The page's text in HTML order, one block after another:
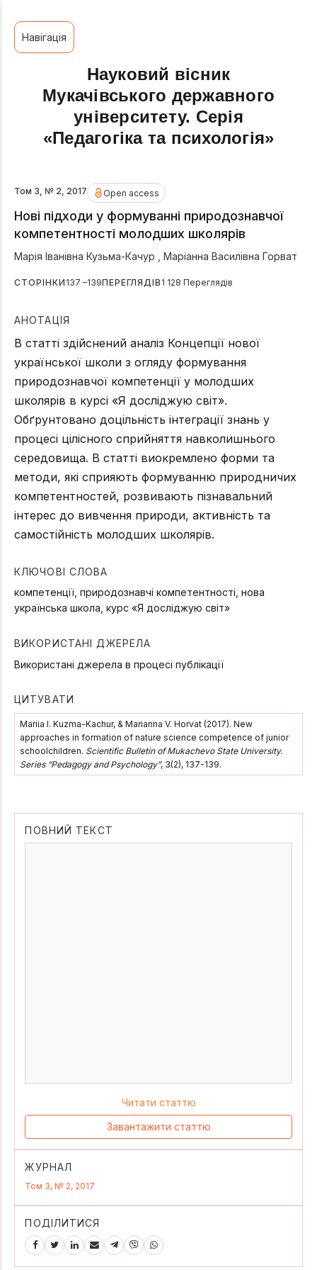
Навігація
Науковий вісник
Мукачівського державного
університету. Серія
«Педагогіка та психологія»
Том 3, № 2, 2017 Open access
Нові підходи у формуванні природознавчої
компетентності молодших школярів
Марія Іванівна Кузьма-Качур Маріанна Василівна Горват
СТОРІНКИ 137 –139ПЕРЕГЛЯДІВ 1 128 Переглядів
АНОТАЦІЯ
В статті здійснений аналіз Концепції нової
української школи з огляду формування
природознавчої компетенції у молодших
школярів в курсі «Я досліджую світ».
Обґрунтовано доцільність інтеграції знань у
процесі цілісного сприйняття навколишнього
середовища. В статті виокремлено форми та
методи, які сприяють формуванню природничих
компетентностей, розвивають пізнавальний
інтерес до вивчення природи, активність та
самостійність молодших школярів.
КЛЮЧОВІ СЛОВА
компетенції, природознавчі компетентності, нова
українська школа, курс «Я досліджую світ»
ВИКОРИСТАНІ ДЖЕРЕЛА
Використані джерела в процесі публікації
ЦИТУВАТИ
Mariia I. Kuzma-Kachur, & Marianna V. Horvat (2017). New
approaches in formation of nature science competence of junior
schoolchildren. Scientific Bulletin of Mukachevo State University.
Series “Pedagogy and Psychology”, 3(2), 137-139.
ПОВНИЙ ТЕКСТ
Читати статтю
Завантажити статтю
ЖУРНАЛ
Том 3, № 2, 2017
ПОДІЛИТИСЯ